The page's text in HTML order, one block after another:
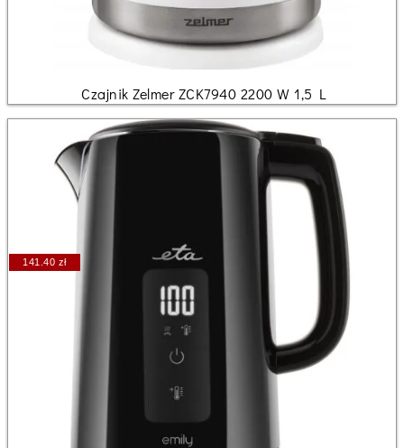
Czajnik Zelmer ZCK7940 2200 W 1,5 L
141.40 zł